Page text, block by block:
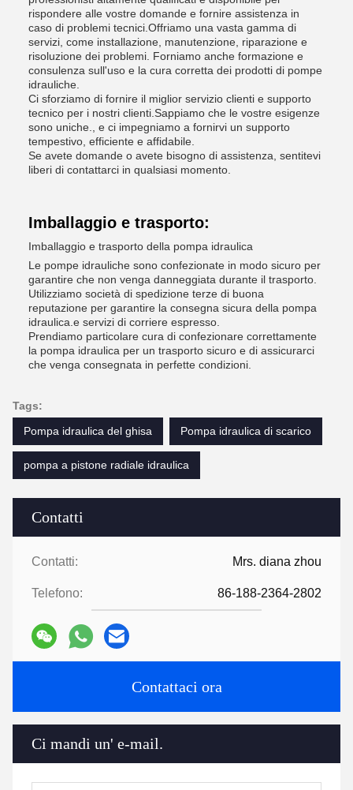
Contatti
Contatti: Mrs. diana zhou
Telefono: 86-188-2364-2802
Contattaci ora
Ci mandi un' e-mail.
rispondere alle vostre domande e fornire assistenza in
caso di problemi tecnici.Offriamo una vasta gamma di
servizi, come installazione, manutenzione, riparazione e
risoluzione dei problemi. Forniamo anche formazione e
consulenza sull'uso e la cura corretta dei prodotti di pompe
idrauliche.
Ci sforziamo di fornire il miglior servizio clienti e supporto
tecnico per i nostri clienti.Sappiamo che le vostre esigenze
sono uniche., e ci impegniamo a fornirvi un supporto
tempestivo, efficiente e affidabile.
Se avete domande o avete bisogno di assistenza, sentitevi
liberi di contattarci in qualsiasi momento.
Imballaggio e trasporto:
Imballaggio e trasporto della pompa idraulica
Le pompe idrauliche sono confezionate in modo sicuro per
garantire che non venga danneggiata durante il trasporto.
Utilizziamo società di spedizione terze di buona
reputazione per garantire la consegna sicura della pompa
idraulica.e servizi di corriere espresso.
Prendiamo particolare cura di confezionare correttamente
la pompa idraulica per un trasporto sicuro e di assicurarci
che venga consegnata in perfette condizioni.
Tags:
Pompa idraulica del ghisa
Pompa idraulica di scarico
pompa a pistone radiale idraulica